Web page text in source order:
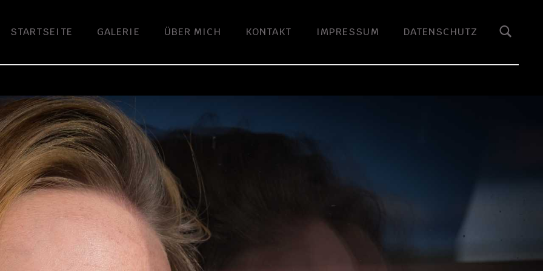
STARTSEITE GALERIE ÜBER MICH KONTAKT IMPRESSUM DATENSCHUTZ